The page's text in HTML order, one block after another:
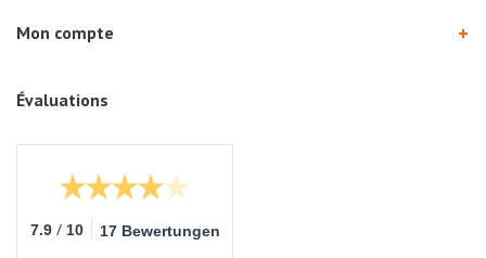
Mon compte
Évaluations
7.9 / 10 17 Bewertungen